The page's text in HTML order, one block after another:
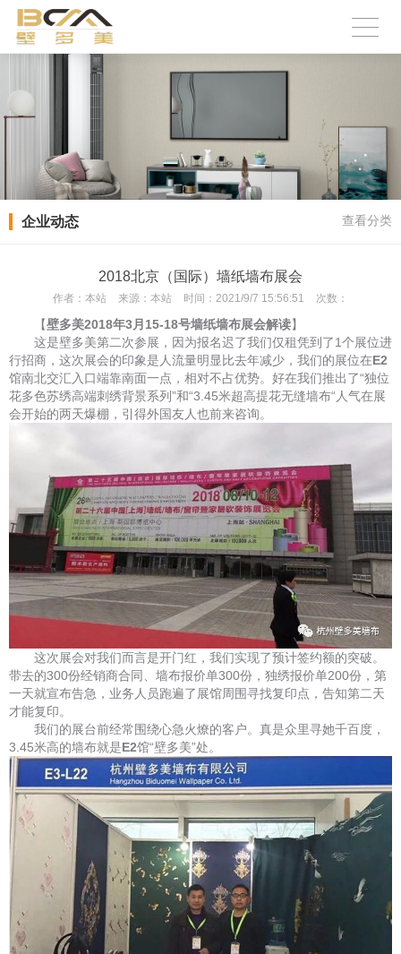
企业动态 查看分类
2018北京（国际）墙纸墙布展会
作者： 本站 来源： 本站 时间： 2021/9/7 15:56:51 次数：
【壁多美2018年3月15-18号墙纸墙布展会解读】
这是壁多美第二次参展，因为报名迟了我们仅租凭到了1个展位进
行招商，这次展会的印象是人流量明显比去年减少，我们的展位在E2
馆南北交汇入口端靠南面一点，相对不占优势。好在我们推出了“独位
花多色苏绣高端刺绣背景系列”和“3.45米超高提花无缝墙布“人气在展
会开始的两天爆棚，引得外国友人也前来咨询。
这次展会对我们而言是开门红，我们实现了预计签约额的突破。
带去的300份经销商合同、墙布报价单300份，独绣报价单200份，第
一天就宣布告急，业务人员跑遍了展馆周围寻找复印点，告知第二天
才能复印。
我们的展台前经常围绕心急火燎的客户。真是众里寻她千百度，
3.45米高的墙布就是E2馆“壁多美”处。